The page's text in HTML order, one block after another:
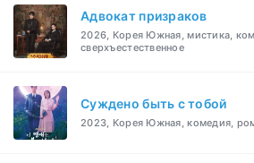
Адвокат призраков
2026, Корея Южная, мистика,
сверхъестественное
Суждено быть с тобой
2023, Корея Южная, комедия,